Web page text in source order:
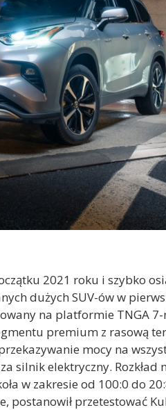
2021 roku i szybko
dużych SUV-ów w
na platformie TNGA
premium z rasową
mocy na
silnik elektryczny.
w zakresie od 100:0 do
postanowił przetestować